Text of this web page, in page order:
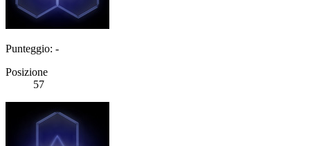
Punteggio: -
Posizione
57